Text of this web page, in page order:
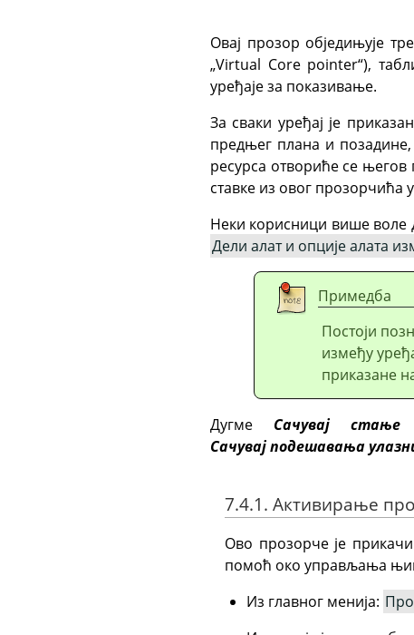
Овај прозор обједињује
„Virtual Core pointer“),
уређаје за показивање.
За сваки уређај је
предњег плана и
ресурса отвориће се
ставке из овог прозорчића
Неки корисници више воле
Дели алат и опције алата
Примедба
Постоји
између
приказане
Дугме Сачувај стање
Сачувај подешавања
7.4.1. Активирање
Ово прозорче је
помоћ око управљања
Из главног менија: